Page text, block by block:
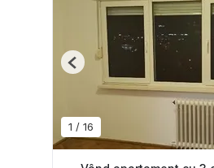
1 / 16
Previous